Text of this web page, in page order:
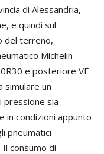
di Alessandria,
e quindi sul
del terreno,
Michelin
e posteriore VF
simulare un
pressione sia
condizioni appunto
pneumatici
consumo di